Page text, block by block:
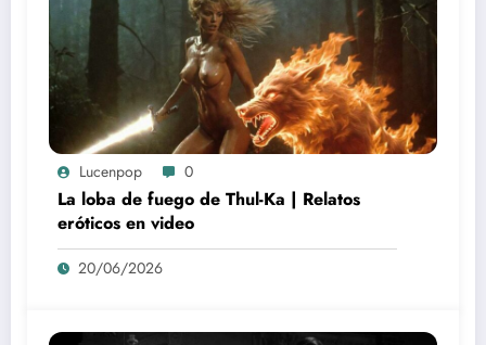
Lucenpop 0
La loba de fuego de Thul-Ka | Relatos
eróticos en video
20/06/2026